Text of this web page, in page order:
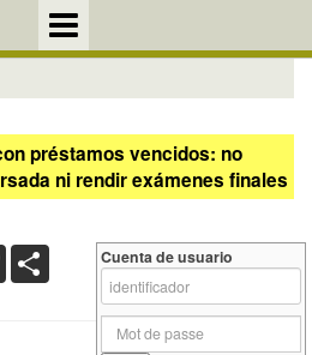
préstamos vencidos: no
ni rendir exámenes finales
Copy
Link
Cuenta de usuario